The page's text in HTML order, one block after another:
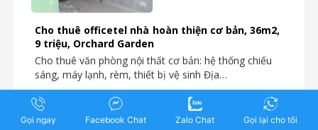
Cho thuê officetel nhà hoàn thiện cơ bản, 36m2,
9 triệu, Orchard Garden
Cho thuê văn phòng nội thất cơ bản: hệ thống chiếu
sáng, máy lạnh, rèm, thiết bị vệ sinh Địa…
18 Triệu
Gọi ngay Facebook Chat Zalo Chat Gọi lại cho tôi